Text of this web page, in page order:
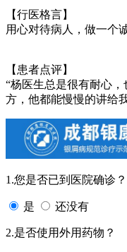
【行医格言】
用心对待病人，做一个
【患者点评】
“杨医生总是很有耐心
方，他都能慢慢的讲给
1.您是否已到医院确诊？
是 还没有
2.是否使用外用药物？